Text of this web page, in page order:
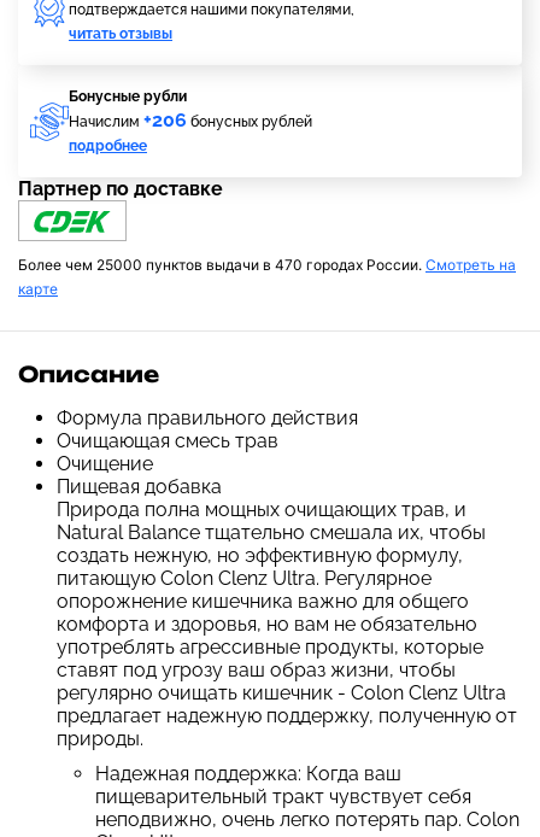
подтверждается нашими покупателями,
читать отзывы
Бонусные рубли
Начислим +206 бонусных рублей
подробнее
Партнер по доставке
Более чем 25000 пунктов выдачи в 470 городах России. Смотреть на
карте
Описание
Формула правильного действия
Очищающая смесь трав
Очищение
Пищевая добавка
Природа полна мощных очищающих трав, и
Natural Balance тщательно смешала их, чтобы
создать нежную, но эффективную формулу,
питающую Colon Clenz Ultra. Регулярное
опорожнение кишечника важно для общего
комфорта и здоровья, но вам не обязательно
употреблять агрессивные продукты, которые
ставят под угрозу ваш образ жизни, чтобы
регулярно очищать кишечник - Colon Clenz Ultra
предлагает надежную поддержку, полученную от
природы.
Надежная поддержка: Когда ваш
пищеварительный тракт чувствует себя
неподвижно, очень легко потерять пар. Colon